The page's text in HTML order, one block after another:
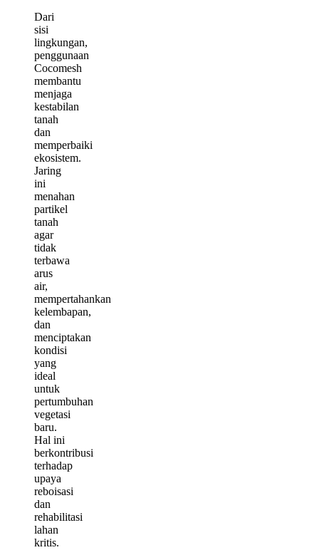
Dari
sisi
lingkungan,
penggunaan
Cocomesh
membantu
menjaga
kestabilan
tanah
dan
memperbaiki
ekosistem.
Jaring
ini
menahan
partikel
tanah
agar
tidak
terbawa
arus
air,
mempertahankan
kelembapan,
dan
menciptakan
kondisi
yang
ideal
untuk
pertumbuhan
vegetasi
baru.
Hal ini
berkontribusi
terhadap
upaya
reboisasi
dan
rehabilitasi
lahan
kritis.